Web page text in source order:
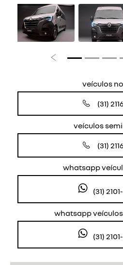
Anterior
veículos
(31)
veículos
(31)
whatsapp
(31)
whatsapp
(31)